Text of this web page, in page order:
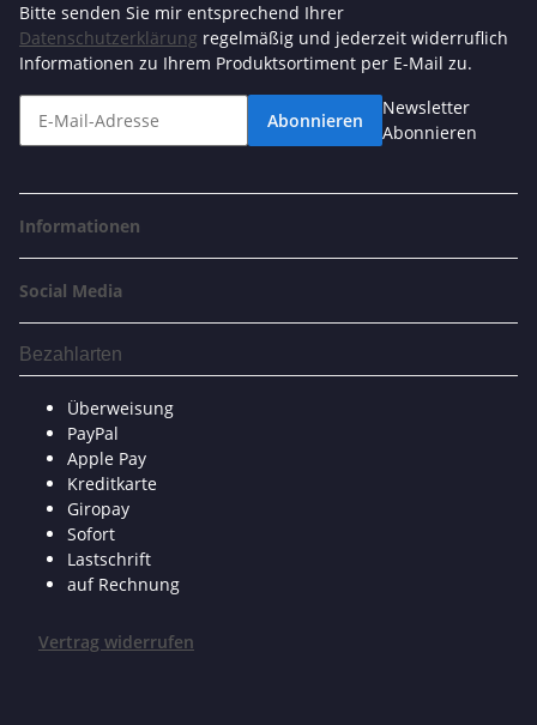
Bitte senden Sie mir entsprechend Ihrer
Datenschutzerklärung regelmäßig und jederzeit widerruflich
Informationen zu Ihrem Produktsortiment per E-Mail zu.
Abonnieren
Newsletter
Abonnieren
Informationen
Social Media
Bezahlarten
Überweisung
PayPal
Apple Pay
Kreditkarte
Giropay
Sofort
Lastschrift
auf Rechnung
Vertrag widerrufen